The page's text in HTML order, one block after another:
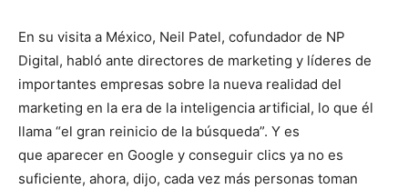
En su visita a México, Neil Patel, cofundador de NP
Digital, habló ante directores de marketing y líderes de
importantes empresas sobre la nueva realidad del
marketing en la era de la inteligencia artificial, lo que él
llama “el gran reinicio de la búsqueda”. Y es
que aparecer en Google y conseguir clics ya no es
suficiente, ahora, dijo, cada vez más personas toman